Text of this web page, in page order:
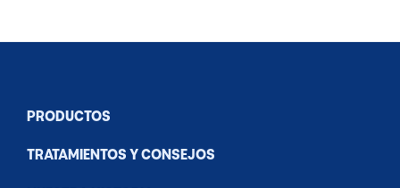
PRODUCTOS
VapoRub
TRATAMIENTOS Y CONSEJOS